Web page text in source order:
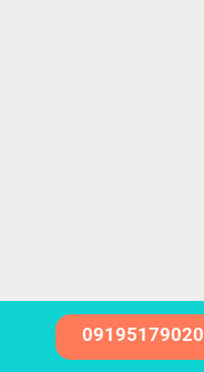
09195179020